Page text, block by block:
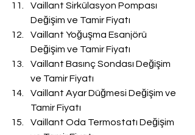
Vaillant Sirkülasyon Pompası
Değişim ve Tamir Fiyatı
Vaillant Yoğuşma Esanjörü
Değişim ve Tamir Fiyatı
Vaillant Basınç Sondası Değişim
ve Tamir Fiyatı
Vaillant Ayar Düğmesi Değişim ve
Tamir Fiyatı
Vaillant Oda Termostatı Değişim